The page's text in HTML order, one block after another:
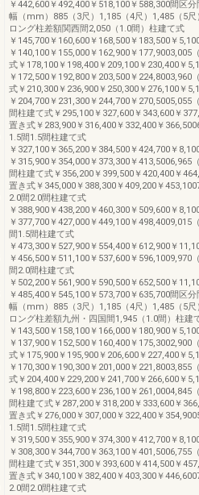
￥442,600￥492,400￥518,100￥588,300間区
幅（mm）885（3尺）1,185（4尺）1,485（5尺
ロング柱差額関西間2,050（1.0間）柱建て式
￥145,700￥160,600￥168,500￥183,500￥
￥140,100￥155,000￥162,900￥177,9003,005
式￥178,100￥198,400￥209,100￥230,400￥
￥172,500￥192,800￥203,500￥224,8003,960
式￥210,300￥236,900￥250,300￥276,100￥
￥204,700￥231,300￥244,700￥270,5005,055
間柱建て式￥295,100￥327,600￥343,600￥
置き式￥283,900￥316,400￥332,400￥
1.5間1.5間柱建て式
￥327,100￥365,200￥384,500￥424,700￥
￥315,900￥354,000￥373,300￥413,5006,965
間柱建て式￥356,200￥399,500￥420,400￥
置き式￥345,000￥388,300￥409,200￥
2.0間2.0間柱建て式
￥388,900￥438,200￥460,300￥509,600￥
￥377,700￥427,000￥449,100￥498,4009,015
間1.5間柱建て式
￥473,300￥527,900￥554,400￥612,900￥
￥456,500￥511,100￥537,600￥596,1009,970
間2.0間柱建て式
￥502,200￥561,900￥590,500￥652,500￥
￥485,400￥545,100￥573,700￥635,700間区
幅（mm）885（3尺）1,185（4尺）1,485（5尺
ロング柱差額九州・四国間1,945（1.0間）柱建
￥143,500￥158,100￥166,000￥180,900￥
￥137,900￥152,500￥160,400￥175,3002,900
式￥175,900￥195,900￥206,600￥227,400￥
￥170,300￥190,300￥201,000￥221,8003,855
式￥204,400￥229,200￥241,700￥266,600￥
￥198,800￥223,600￥236,100￥261,0004,845
間柱建て式￥287,200￥318,200￥333,600￥
置き式￥276,000￥307,000￥322,400￥
1.5間1.5間柱建て式
￥319,500￥355,900￥374,300￥412,700￥
￥308,300￥344,700￥363,100￥401,5006,755
間柱建て式￥351,300￥393,600￥414,500￥
置き式￥340,100￥382,400￥403,300￥
2.0間2.0間柱建て式